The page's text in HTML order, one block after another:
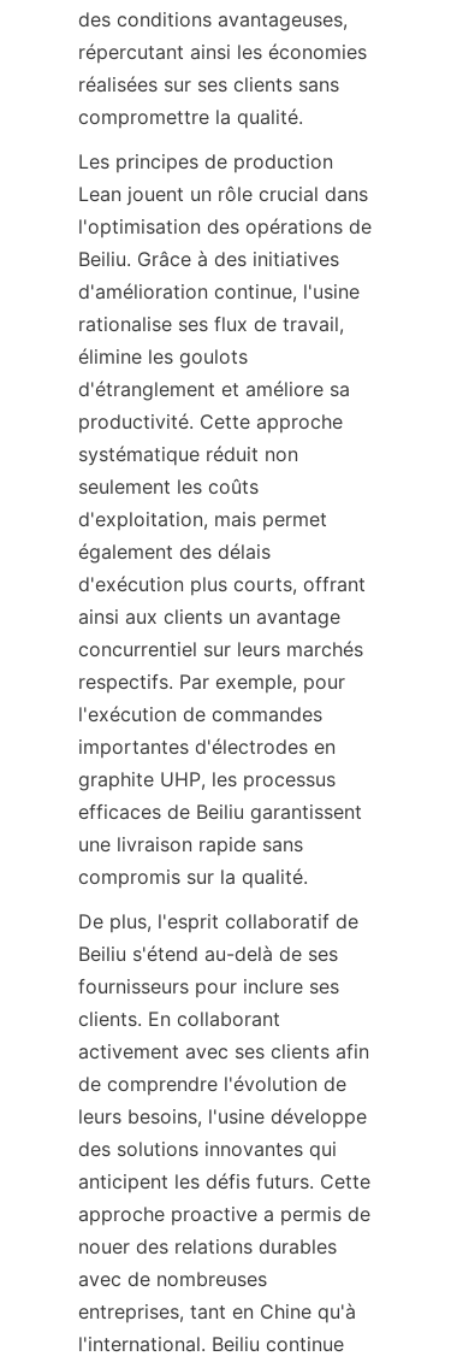
des conditions avantageuses,
répercutant ainsi les économies
réalisées sur ses clients sans
compromettre la qualité.
Les principes de production
Lean jouent un rôle crucial dans
l'optimisation des opérations de
Beiliu. Grâce à des initiatives
d'amélioration continue, l'usine
rationalise ses flux de travail,
élimine les goulots
d'étranglement et améliore sa
productivité. Cette approche
systématique réduit non
seulement les coûts
d'exploitation, mais permet
également des délais
d'exécution plus courts, offrant
ainsi aux clients un avantage
concurrentiel sur leurs marchés
respectifs. Par exemple, pour
l'exécution de commandes
importantes d'électrodes en
graphite UHP, les processus
efficaces de Beiliu garantissent
une livraison rapide sans
compromis sur la qualité.
De plus, l'esprit collaboratif de
Beiliu s'étend au-delà de ses
fournisseurs pour inclure ses
clients. En collaborant
activement avec ses clients afin
de comprendre l'évolution de
leurs besoins, l'usine développe
des solutions innovantes qui
anticipent les défis futurs. Cette
approche proactive a permis de
nouer des relations durables
avec de nombreuses
entreprises, tant en Chine qu'à
l'international. Beiliu continue